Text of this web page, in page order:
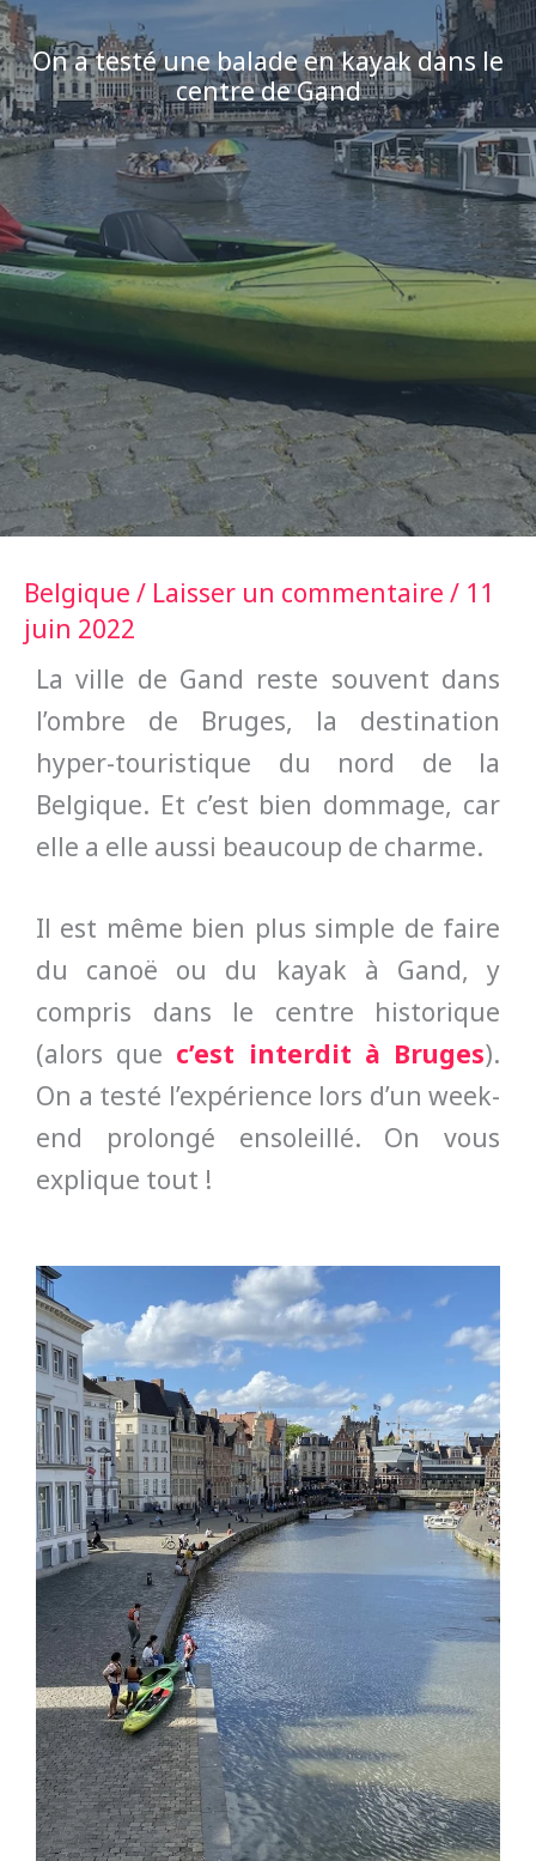
On a testé une balade en kayak dans le
centre de Gand
Belgique / Laisser un commentaire / 11
juin 2022
La ville de Gand reste souvent dans
l’ombre de Bruges, la destination
hyper-touristique du nord de la
Belgique. Et c’est bien dommage, car
elle a elle aussi beaucoup de charme.
Il est même bien plus simple de faire
du canoë ou du kayak à Gand, y
compris dans le centre historique
(alors que c’est interdit à Bruges).
On a testé l’expérience lors d’un week-
end prolongé ensoleillé. On vous
explique tout !